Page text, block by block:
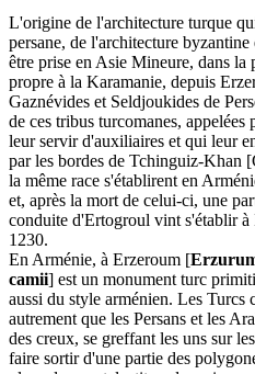
L'origine de l'architecture turque
persane, de l'architecture
être prise en Asie Mineure, dans la
propre à la Karamanie, depuis
Gaznévides et Seldjoukides de
de ces tribus turcomanes,
leur servir d'auxiliaires et qui leur
par les bordes de Tchinguiz-Khan
la même race s'établirent en
et, après la mort de celui-ci, une
conduite d'Ertogroul vint s'établir
1230.
En Arménie, à Erzeroum [
camii] est un monument turc
aussi du style arménien. Les Turcs
autrement que les Persans et les
des creux, se greffant les uns sur
faire sortir d'une partie des